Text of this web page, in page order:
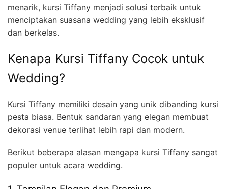
menarik, kursi Tiffany menjadi solusi terbaik untuk
menciptakan suasana wedding yang lebih eksklusif
dan berkelas.
Kenapa Kursi Tiffany Cocok untuk
Wedding?
Kursi Tiffany memiliki desain yang unik dibanding kursi
pesta biasa. Bentuk sandaran yang elegan membuat
dekorasi venue terlihat lebih rapi dan modern.
Berikut beberapa alasan mengapa kursi Tiffany sangat
populer untuk acara wedding.